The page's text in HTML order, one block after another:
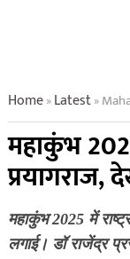
Home»Latest»
महाकुंभ
प्रयागराज,
महाकुंभ 2025 में
लगाई। डॉ राजेंद्र